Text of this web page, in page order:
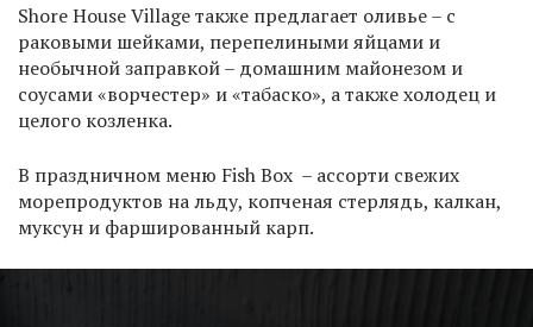
Shore House Village также предлагает оливье – с
раковыми шейками, перепелиными яйцами и
необычной заправкой – домашним майонезом и
соусами «ворчестер» и «табаско», а также холодец и
целого козленка.
В праздничном меню Fish Box – ассорти свежих
морепродуктов на льду, копченая стерлядь, калкан,
муксун и фаршированный карп.